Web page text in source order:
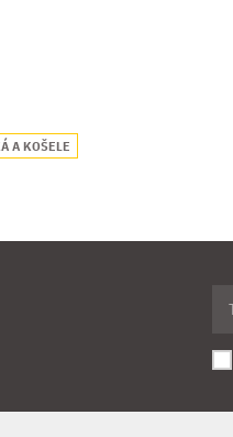
A KOŠELE